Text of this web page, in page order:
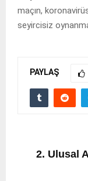
maçın,
seyircisiz
PAYLAŞ
2. Ulusal